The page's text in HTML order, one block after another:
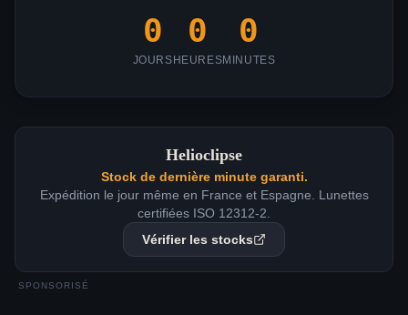
0
JOURS
0
HEURES
0
MINUTES
Helioclipse
Stock de dernière minute garanti.
Expédition le jour même en France et Espagne. Lunettes
certifiées ISO 12312-2.
Vérifier les stocks
SPONSORISÉ